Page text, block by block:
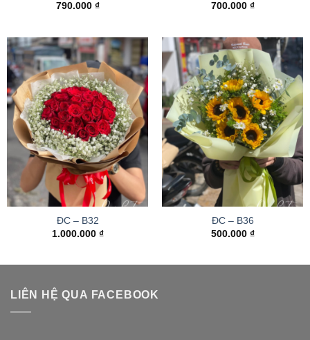
790.000 ₫
700.000 ₫
ĐC – B32
1.000.000 ₫
ĐC – B36
500.000 ₫
LIÊN HỆ QUA FACEBOOK